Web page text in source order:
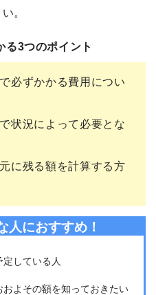
。
る3つのポイント
必ずかかる費用につい
状況によって必要とな
に残る額を計算する方
人におすすめ！
している人
よその額を知っておきたい